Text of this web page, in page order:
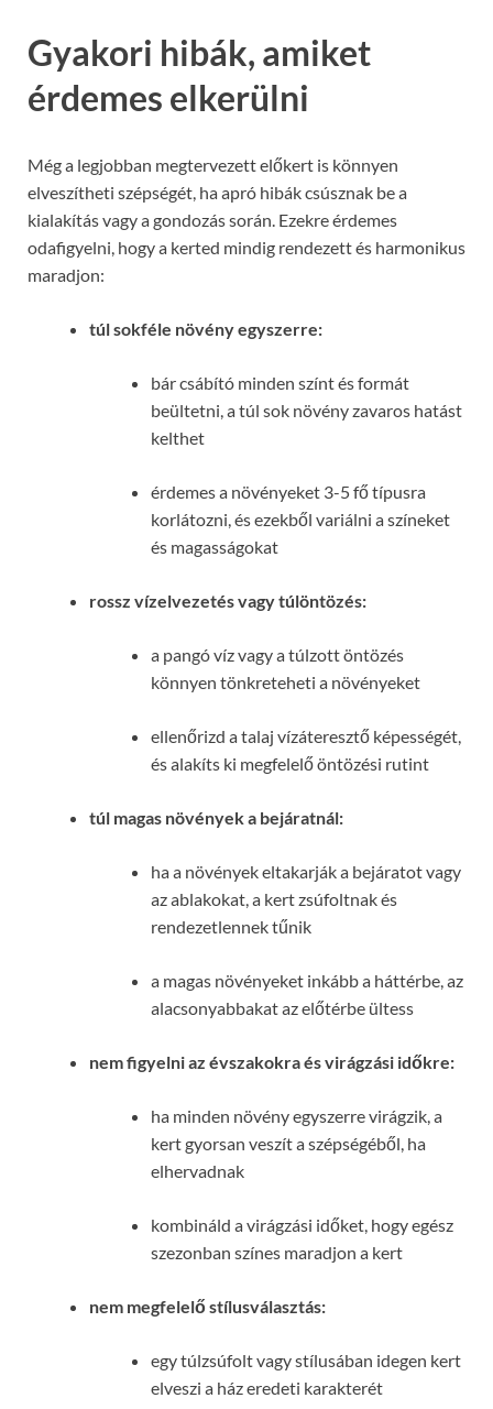
Gyakori hibák, amiket
érdemes elkerülni
Még a legjobban megtervezett előkert is könnyen
elveszítheti szépségét, ha apró hibák csúsznak be a
kialakítás vagy a gondozás során. Ezekre érdemes
odafigyelni, hogy a kerted mindig rendezett és harmonikus
maradjon:
túl sokféle növény egyszerre:
bár csábító minden színt és formát
beültetni, a túl sok növény zavaros hatást
kelthet
érdemes a növényeket 3-5 fő típusra
korlátozni, és ezekből variálni a színeket
és magasságokat
rossz vízelvezetés vagy túlöntözés:
a pangó víz vagy a túlzott öntözés
könnyen tönkreteheti a növényeket
ellenőrizd a talaj vízáteresztő képességét,
és alakíts ki megfelelő öntözési rutint
túl magas növények a bejáratnál:
ha a növények eltakarják a bejáratot vagy
az ablakokat, a kert zsúfoltnak és
rendezetlennek tűnik
a magas növényeket inkább a háttérbe, az
alacsonyabbakat az előtérbe ültess
nem figyelni az évszakokra és virágzási időkre:
ha minden növény egyszerre virágzik, a
kert gyorsan veszít a szépségéből, ha
elhervadnak
kombináld a virágzási időket, hogy egész
szezonban színes maradjon a kert
nem megfelelő stílusválasztás:
egy túlzsúfolt vagy stílusában idegen kert
elveszi a ház eredeti karakterét